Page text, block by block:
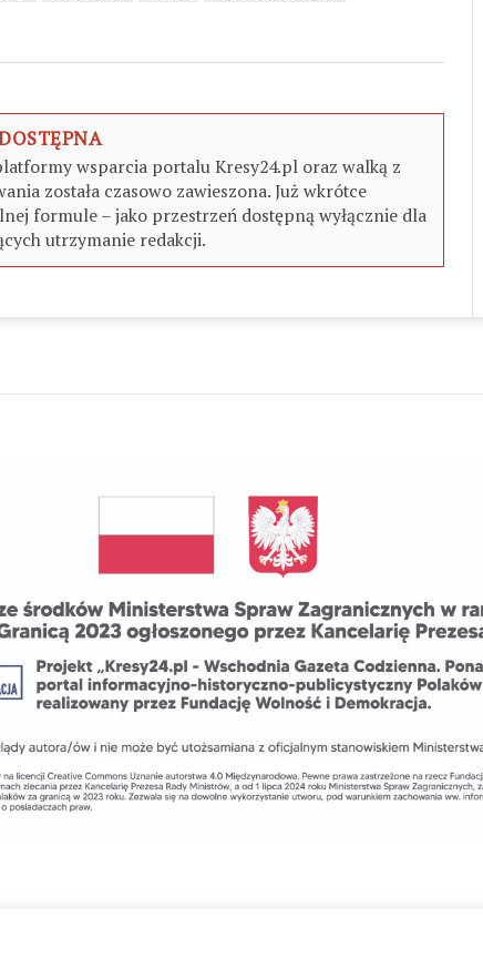
wsparcia portalu Kresy24.pl oraz walką z
została czasowo zawieszona. Już wkrótce
formule – jako przestrzeń dostępną wyłącznie dla
utrzymanie redakcji.